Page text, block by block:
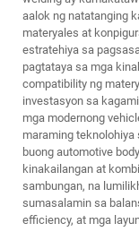
aalok ng natatanging
materyales at
estratehiya sa
pagtataya sa mga
compatibility ng
investasyon sa
mga modernong
maraming
buong automotive
kinakailangan at
sambungan, na
sumasalamin sa
efficiency, at mga